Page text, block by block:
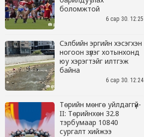
боломжтой
6 сар 30. 12:25
Сэлбийн эргийн хэсэгхэн
ногоон зүлэг хотынхонд
юу хэрэгтэйг илтгэж
байна
6 сар 30. 12:24
Төрийн мөнгө уйлдаггүй-
II: Төрийнхөн 32.8
тэрбумаар 10840
сургалт хийжээ